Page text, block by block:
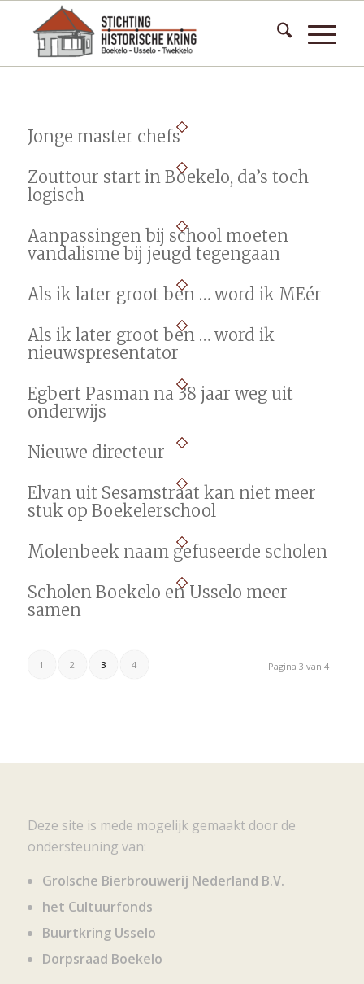
Jonge master chefs
Zouttour start in Boekelo, da’s toch
logisch
Aanpassingen bij school moeten
vandalisme bij jeugd tegengaan
Als ik later groot ben … word ik MEér
Als ik later groot ben … word ik
nieuwspresentator
Egbert Pasman na 38 jaar weg uit
onderwijs
Nieuwe directeur
Elvan uit Sesamstraat kan niet meer
stuk op Boekelerschool
Molenbeek naam gefuseerde scholen
Scholen Boekelo en Usselo meer
samen
Pagina 3 van 4
1 2 3 4
Deze site is mede mogelijk gemaakt door de
ondersteuning van:
Grolsche Bierbrouwerij Nederland B.V.
het Cultuurfonds
Buurtkring Usselo
Dorpsraad Boekelo